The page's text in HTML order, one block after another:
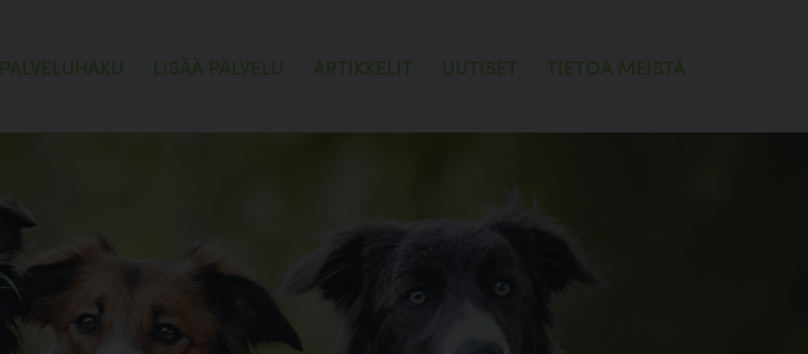
PALVELUHAKU LISÄÄ PALVELU ARTIKKELIT UUTISET TIETOA MEISTÄ